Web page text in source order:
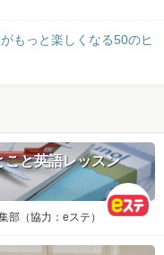
もっと楽しくなる50のヒ
こと英語レッスン
部（協力：eステ）